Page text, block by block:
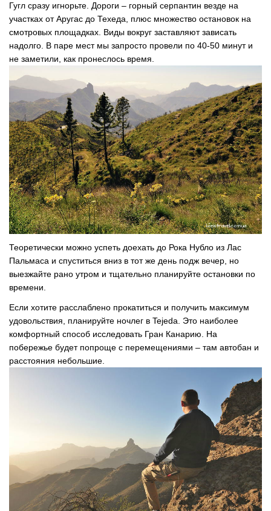
Гугл сразу игнорьте. Дороги – горный серпантин везде на
участках от Аругас до Техеда, плюс множество остановок на
смотровых площадках. Виды вокруг заставляют зависать
надолго. В паре мест мы запросто провели по 40-50 минут и
не заметили, как пронеслось время.
Теоретически можно успеть доехать до Рока Нубло из Лас
Пальмаса и спуститься вниз в тот же день подж вечер, но
выезжайте рано утром и тщательно планируйте остановки по
времени.
Если хотите расслаблено прокатиться и получить максимум
удовольствия, планируйте ночлег в Tejeda. Это наиболее
комфортный способ исследовать Гран Канарию. На
побережье будет попроще с перемещениями – там автобан и
расстояния небольшие.